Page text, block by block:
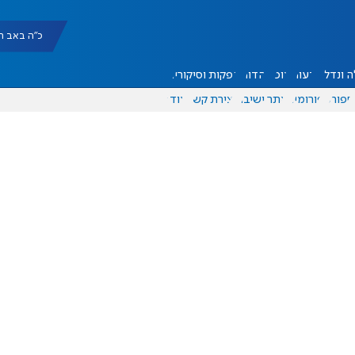
כ"ה באב תשפ"ו
ונדל"ן דעות אוכל יהדות הפקות וסיקורים
ספורט פורומים אתר ישיבה יצירת קשר עוד